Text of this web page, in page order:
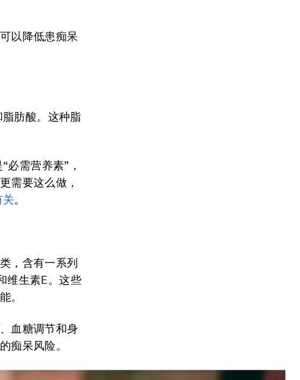
以降低患痴呆
肪酸。这种脂
需营养素”，
需要这么做，
关。
，含有一系列
维生素E。这些
。
血糖调节和身
的痴呆风险。